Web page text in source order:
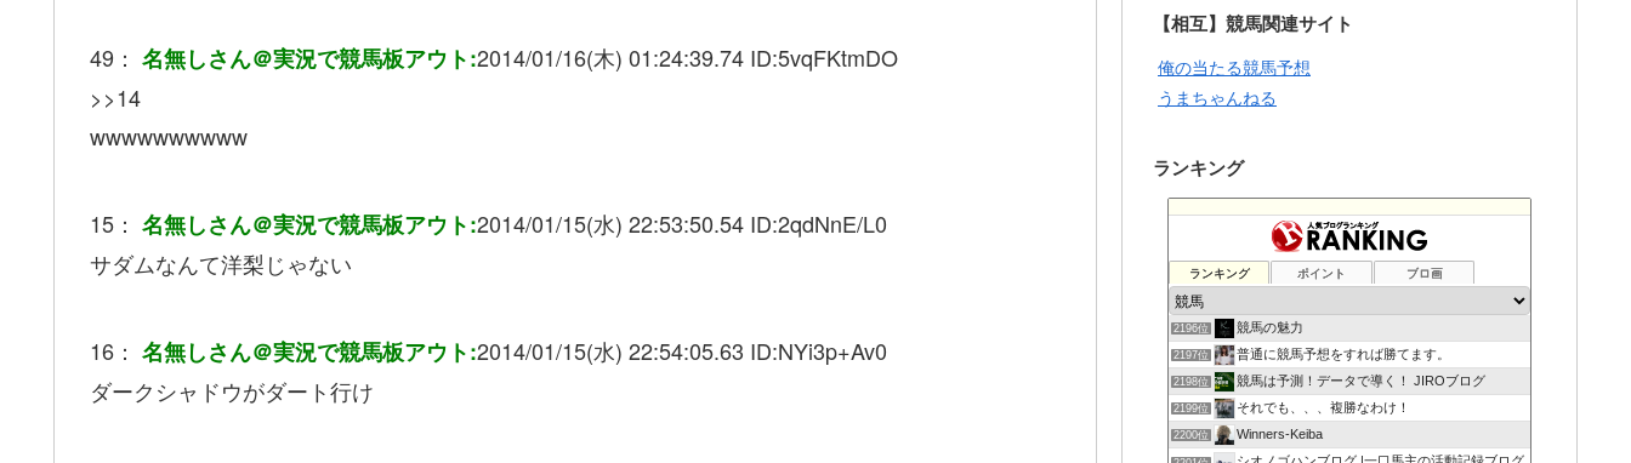
49： 名無しさん＠実況で競馬板アウト:2014/01/16(木) 01:24:39.74 ID:5vqFKtmDO
>>14
wwwwwwwwww
15： 名無しさん＠実況で競馬板アウト:2014/01/15(水) 22:53:50.54 ID:2qdNnE/L0
サダムなんて洋梨じゃない
16： 名無しさん＠実況で競馬板アウト:2014/01/15(水) 22:54:05.63 ID:NYi3p+Av0
ダークシャドウがダート行け
【相互】競馬関連サイト
俺の当たる競馬予想
うまちゃんねる
ランキング
ランキング ポイント ブロ画
2196位 競馬の魅力
2197位 普通に競馬予想をすれば勝てます。
2198位 競馬は予測！データで導く！ JIROブログ
2199位 それでも、、、複勝なわけ！
2200位 Winners-Keiba